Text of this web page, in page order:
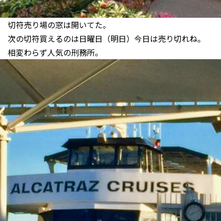
切符売り場の窓は開いてた。
次の切符買えるのは日曜日（明日）今日は売り切れね。
相変わらず人気の刑務所。